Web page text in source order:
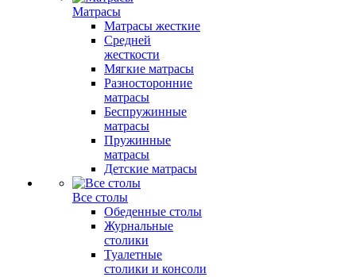
Матрасы
Матрасы жесткие
Средней
жесткости
Мягкие матрасы
Разносторонние
матрасы
Беспружинные
матрасы
Пружинные
матрасы
Детские матрасы
Все столы
Обеденные столы
Журнальные
столики
Туалетные
столики и консоли